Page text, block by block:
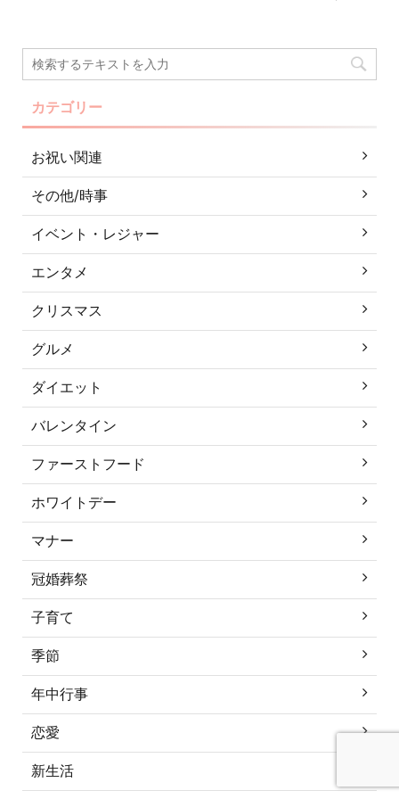
カテゴリー
お祝い関連
その他/時事
イベント・レジャー
エンタメ
クリスマス
グルメ
ダイエット
バレンタイン
ファーストフード
ホワイトデー
マナー
冠婚葬祭
子育て
季節
年中行事
恋愛
新生活